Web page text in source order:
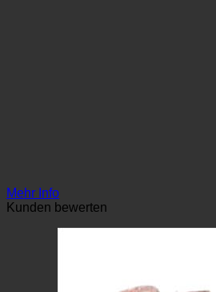
Mehr Info
Kunden bewerten